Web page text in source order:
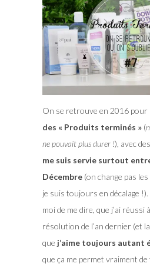
On se retrouve en 2016 pour
des « Produits terminés »(
ne pouvait plus durer !), avec
me suis servie surtout
Décembre(on change pas
je suis toujours en décalage
moi de me dire, que j’ai réussi
résolution de l’an dernier (et
que j’aime toujours autant
que ça me permet vraiment de